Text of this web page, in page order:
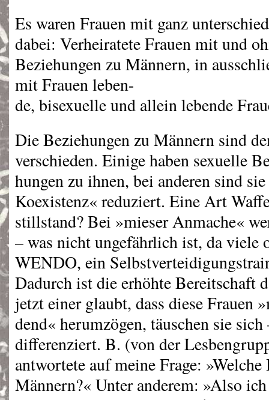
Es waren Frauen mit ganz
dabei: Verheiratete Frauen mit und
Beziehungen zu Männern, in
mit Frauen leben-
de, bisexuelle und allein lebende
Die Beziehungen zu Männern sind
verschieden. Einige haben sexuelle
hungen zu ihnen, bei anderen sind
Koexistenz« reduziert. Eine Art
stillstand? Bei »mieser Anmache«
– was nicht ungefährlich ist, da viele
WENDO, ein
Dadurch ist die erhöhte Bereitschaft
jetzt einer glaubt, dass diese Frauen
dend« herumzögen, täuschen sie
differenziert. B. (von der
antwortete auf meine Frage:
Männern?« Unter anderem: »Also